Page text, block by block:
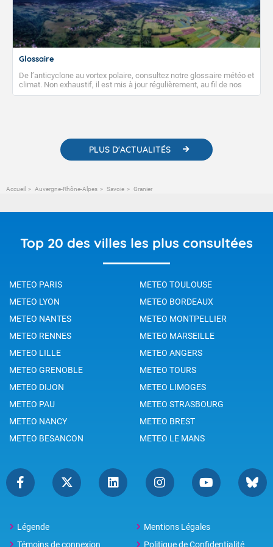
Glossaire
De l’anticyclone au vortex polaire, consultez notre glossaire météo et
climat. Non exhaustif, il est mis à jour régulièrement, au fil de nos
publications. Vous y trouverez également des liens utiles vers nos
PLUS D'ACTUALITÉS
Accueil Auvergne-Rhône-Alpes Savoie Granier
Top 20 des villes les plus consultées
METEO PARIS
METEO TOULOUSE
METEO LYON
METEO BORDEAUX
METEO NANTES
METEO MONTPELLIER
METEO RENNES
METEO MARSEILLE
METEO LILLE
METEO ANGERS
METEO GRENOBLE
METEO TOURS
METEO DIJON
METEO LIMOGES
METEO PAU
METEO STRASBOURG
METEO NANCY
METEO BREST
METEO BESANCON
METEO LE MANS
Légende
Mentions Légales
Témoins de connexion
Politique de Confidentialité